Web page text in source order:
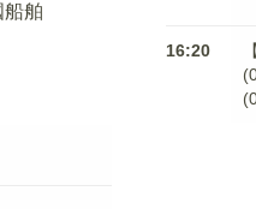
船舶
16:20